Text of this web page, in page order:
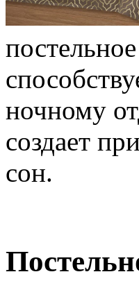
ночному
создает
сон.